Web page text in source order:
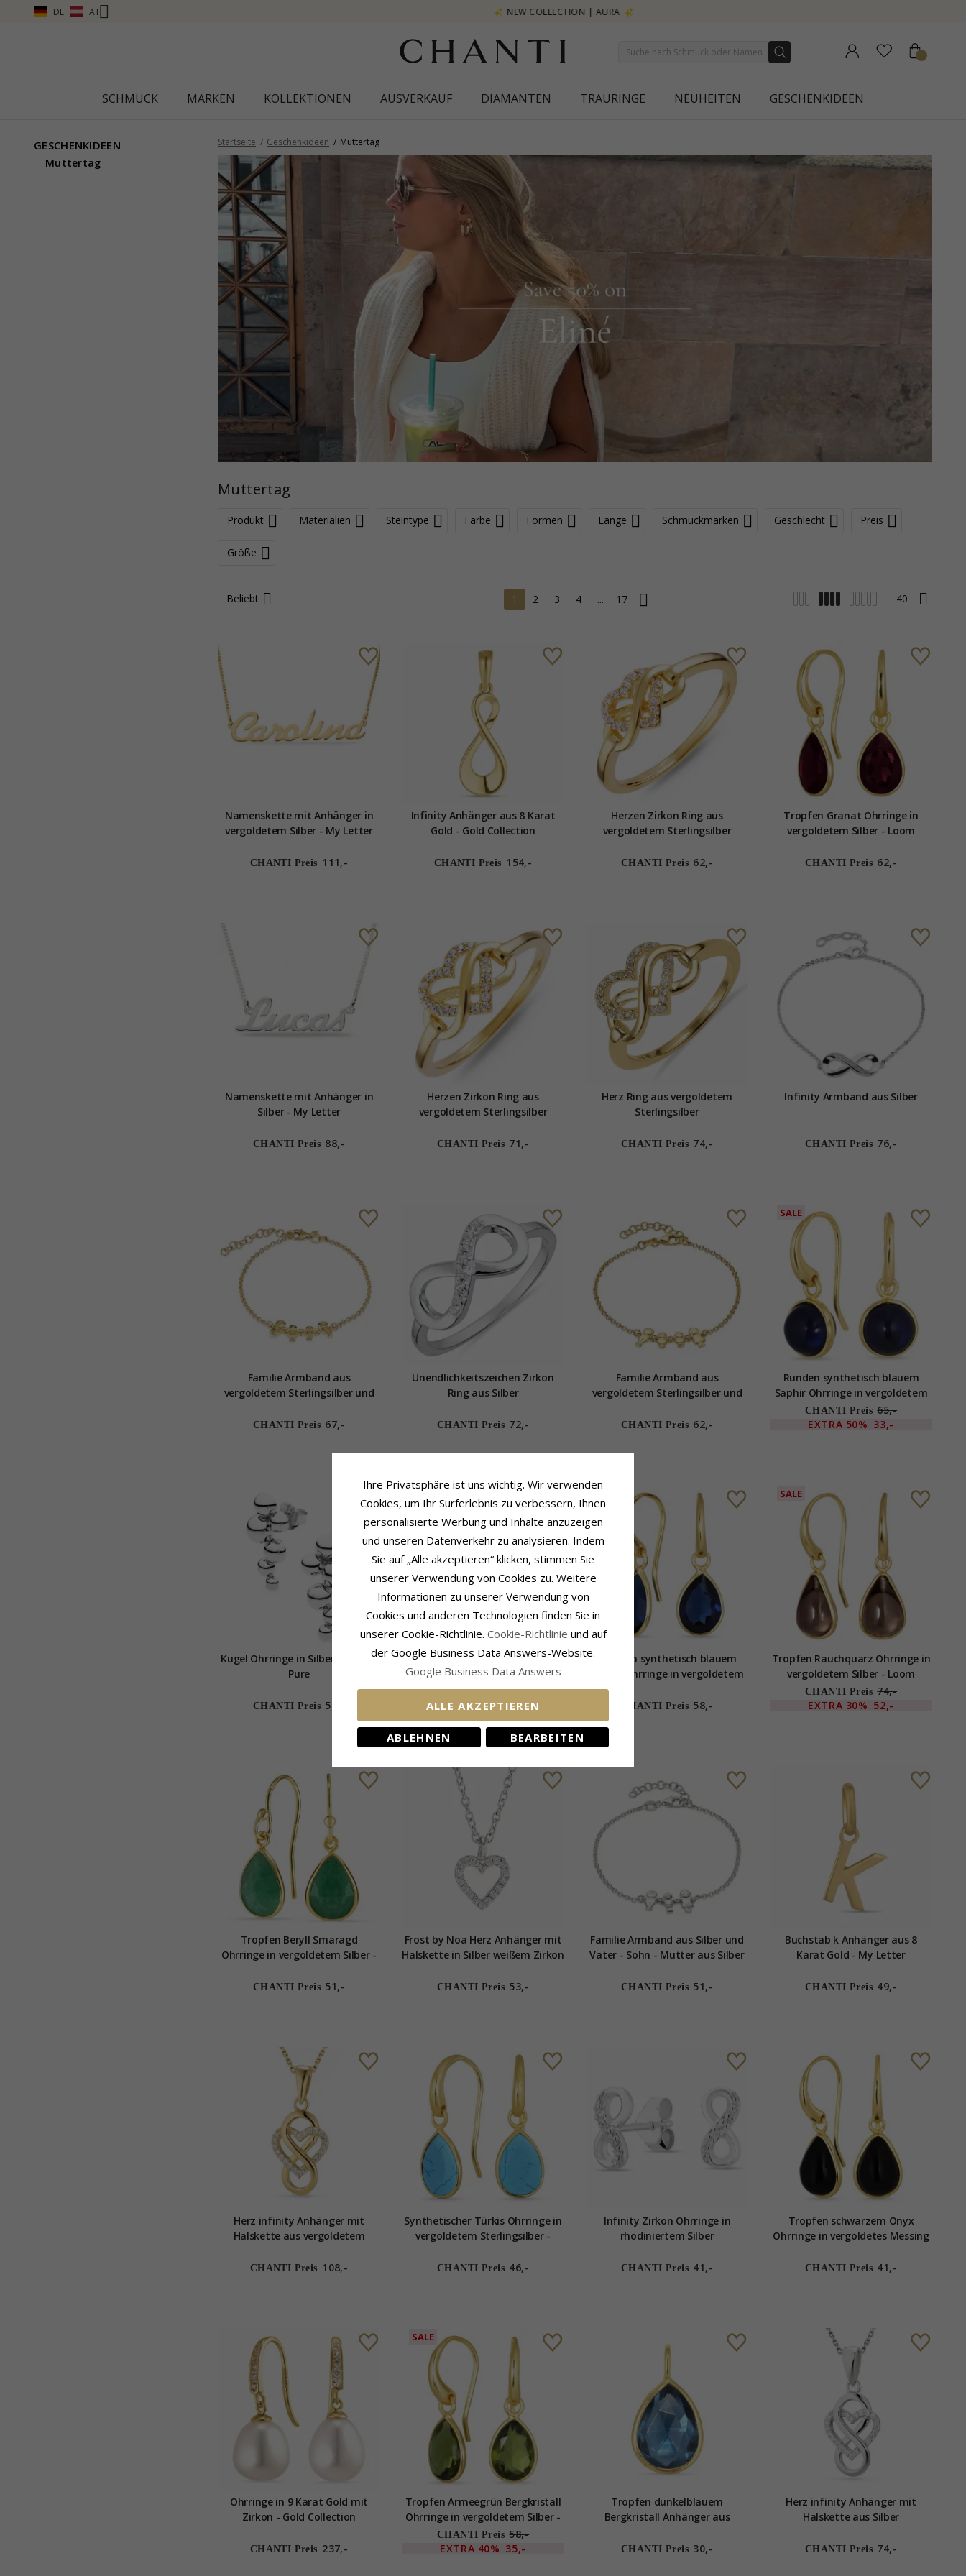
DE AT NEW COLLECTION | AURA
SCHMUCK MARKEN KOLLEKTIONEN AUSVERKAUF DIAMANTEN TRAURINGE NEUHEITEN GESCHENKIDEEN
GESCHENKIDEEN
Muttertag
Startseite Geschenkideen Muttertag
Muttertag
Produkt Materialien Steintype Farbe Formen Länge Schmuckmarken Geschlecht Preis
Größe
Beliebt 1 2 3 4 ... 17
Namenskette mit Anhänger in
vergoldetem Silber - My Letter
CHANTI Preis 111,-
Infinity Anhänger aus 8 Karat
Gold - Gold Collection
CHANTI Preis 154,-
Herzen Zirkon Ring aus
vergoldetem Sterlingsilber
CHANTI Preis 62,-
Tropfen Granat Ohrringe in
vergoldetem Silber - Loom
CHANTI Preis 62,-
Namenskette mit Anhänger in
Silber - My Letter
CHANTI Preis 88,-
Herzen Zirkon Ring aus
vergoldetem Sterlingsilber
CHANTI Preis 71,-
Herz Ring aus vergoldetem
Sterlingsilber
CHANTI Preis 74,-
Infinity Armband aus Silber
CHANTI Preis 76,-
Familie Armband aus
vergoldetem Sterlingsilber und
aus vergoldetem Sterlingsilber
CHANTI Preis 67,-
Unendlichkeitszeichen Zirkon
Ring aus Silber
CHANTI Preis 72,-
Familie Armband aus
vergoldetem Sterlingsilber und
Mutter aus vergoldetem
CHANTI Preis 62,-
SALE
Runden synthetisch blauem
Saphir Ohrringe in vergoldetem
Silber - Loom Stones
CHANTI Preis 65,-
EXTRA 50% 33,-
Kugel Ohrringe in Silber - Bubbly
Pure
CHANTI Preis 54,-
Runder Aquamarin Ring aus
vergoldetem Sterlingsilber -
Loom Stones
CHANTI Preis 54,-
Tropfen synthetisch blauem
Saphir Ohrringe in vergoldetem
CHANTI Preis 58,-
SALE
Tropfen Rauchquarz Ohrringe in
vergoldetem Silber - Loom
Stones
CHANTI Preis 74,-
EXTRA 30% 52,-
Tropfen Beryll Smaragd
Ohrringe in vergoldetem Silber -
CHANTI Preis 51,-
Frost by Noa Herz Anhänger mit
Halskette in Silber weißem Zirkon
CHANTI Preis 53,-
Familie Armband aus Silber und
Vater - Sohn - Mutter aus Silber
CHANTI Preis 51,-
Buchstab k Anhänger aus 8
Karat Gold - My Letter
CHANTI Preis 49,-
Herz infinity Anhänger mit
Halskette aus vergoldetem
CHANTI Preis 108,-
Synthetischer Türkis Ohrringe in
vergoldetem Sterlingsilber -
CHANTI Preis 46,-
Infinity Zirkon Ohrringe in
rhodiniertem Silber
CHANTI Preis 41,-
Tropfen schwarzem Onyx
Ohrringe in vergoldetes Messing
CHANTI Preis 41,-
Ohrringe in 9 Karat Gold mit
Zirkon - Gold Collection
CHANTI Preis 237,-
SALE
Tropfen Armeegrün Bergkristall
Ohrringe in vergoldetem Silber -
Loom Stones
CHANTI Preis 58,-
EXTRA 40% 35,-
Tropfen dunkelblauem
Bergkristall Anhänger aus
Loom Stones
CHANTI Preis 30,-
Herz infinity Anhänger mit
Halskette aus Silber
CHANTI Preis 74,-
Ihre Privatsphäre ist uns wichtig. Wir verwenden
Cookies, um Ihr Surferlebnis zu verbessern, Ihnen
personalisierte Werbung und Inhalte anzuzeigen
und unseren Datenverkehr zu analysieren. Indem
Sie auf „Alle akzeptieren“ klicken, stimmen Sie
unserer Verwendung von Cookies zu. Weitere
Informationen zu unserer Verwendung von
Cookies und anderen Technologien finden Sie in
unserer Cookie-Richtlinie. Cookie-Richtlinie und auf
der Google Business Data Answers-Website.
Google Business Data Answers
ALLE AKZEPTIEREN
ABLEHNEN BEARBEITEN